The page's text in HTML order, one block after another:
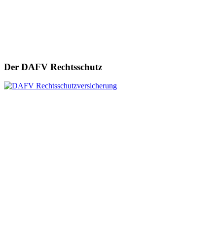
Der DAFV Rechtsschutz